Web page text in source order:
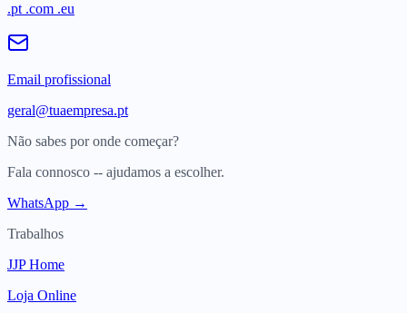
.pt .com .eu
Email profissional
geral@tuaempresa.pt
Não sabes por onde começar?
Fala connosco -- ajudamos a escolher.
WhatsApp →
Trabalhos
JJP Home
Loja Online